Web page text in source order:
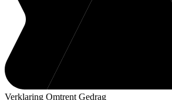
Verklaring Omtrent Gedrag